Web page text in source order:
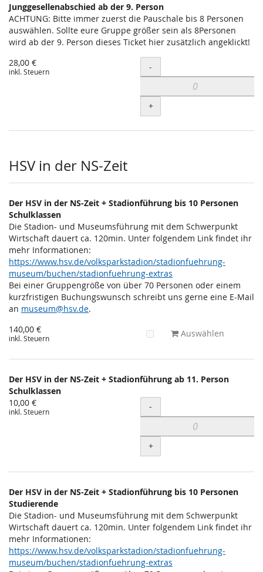
Junggesellenabschied ab der 9. Person
ACHTUNG: Bitte immer zuerst die Pauschale bis 8 Personen
auswählen. Sollte eure Gruppe größer sein als 8Personen
wird ab der 9. Person dieses Ticket hier zusätzlich angeklickt!
28,00 €
inkl. Steuern Menge
-
+
HSV in der NS-Zeit
Der HSV in der NS-Zeit + Stadionführung bis 10 Personen
Schulklassen
Die Stadion- und Museumsführung mit dem Schwerpunkt
Wirtschaft dauert ca. 120min. Unter folgendem Link findet ihr
mehr Informationen:
https://www.hsv.de/volksparkstadion/stadionfuehrung-
museum/buchen/stadionfuehrung-extras
Bei einer Gruppengröße von über 70 Personen oder einem
kurzfristigen Buchungswunsch schreibt uns gerne eine E-Mail
an museum@hsv.de.
140,00 €
inkl. Steuern Auswählen
Der HSV in der NS-Zeit + Stadionführung ab 11. Person
Schulklassen
10,00 €
inkl. Steuern Menge
-
+
Der HSV in der NS-Zeit + Stadionführung bis 10 Personen
Studierende
Die Stadion- und Museumsführung mit dem Schwerpunkt
Wirtschaft dauert ca. 120min. Unter folgendem Link findet ihr
mehr Informationen:
https://www.hsv.de/volksparkstadion/stadionfuehrung-
museum/buchen/stadionfuehrung-extras